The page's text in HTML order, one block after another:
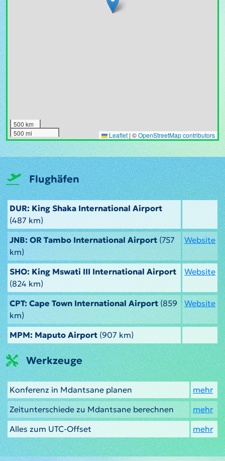
500 km
500 mi
Leaflet | ©OpenStreetMap contributors
Flughäfen
DUR: King Shaka International Airport
(487 km)
JNB: OR Tambo International Airport(757
km)
Website
SHO: King Mswati III International Airport
(824 km)
Website
CPT: Cape Town International Airport(859
km)
Website
MPM: Maputo Airport (907 km)
Werkzeuge
Konferenz in Mdantsane planen
mehr
Zeitunterschiede zu Mdantsane berechnen
mehr
Alles zum UTC-Offset
mehr